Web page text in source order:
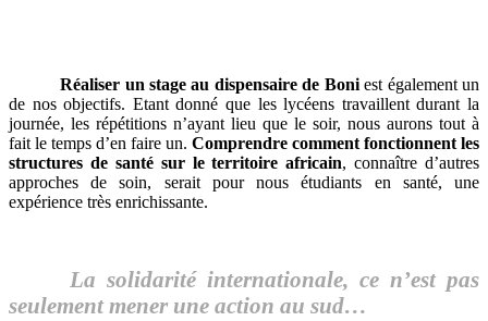
Réaliser un stage au dispensaire de Boniest également un
de nos objectifs. Etant donné que les lycéens travaillent durant la
journée, les répétitions n’ayant lieu que le soir, nous aurons tout à
fait le temps d’en faire un. Comprendre comment fonctionnent les
structures de santé sur le territoire africain, connaître d’autres
approches de soin, serait pour nous étudiants en santé, une
expérience très enrichissante.
La solidarité internationale, ce n’est pas
seulement mener une action au sud…